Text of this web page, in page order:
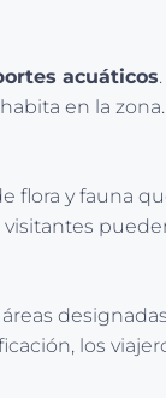
acuáticos
en la
flora y fauna
los